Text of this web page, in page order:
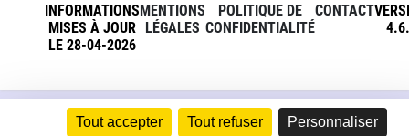
Tout accepter Tout refuser Personnaliser
INFORMATIONS
MISES À JOUR
LE 28-04-2026
MENTIONS
LÉGALES
POLITIQUE DE
CONFIDENTIALITÉ
CONTACT